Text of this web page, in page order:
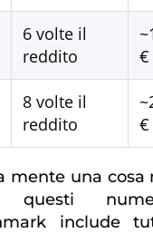
6 volte il
reddito
€
8 volte il
reddito
€
mente una cosa
questi
include